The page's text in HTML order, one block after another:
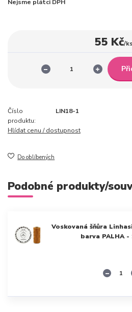
Nejsme plátci DPH
55 Kč/ks
Číslo
produktu:
LIN18-1
Hlídat cenu / dostupnost
Do oblíbených
Podobné produkty/
Voskovaná šňůra
barva PALHA -